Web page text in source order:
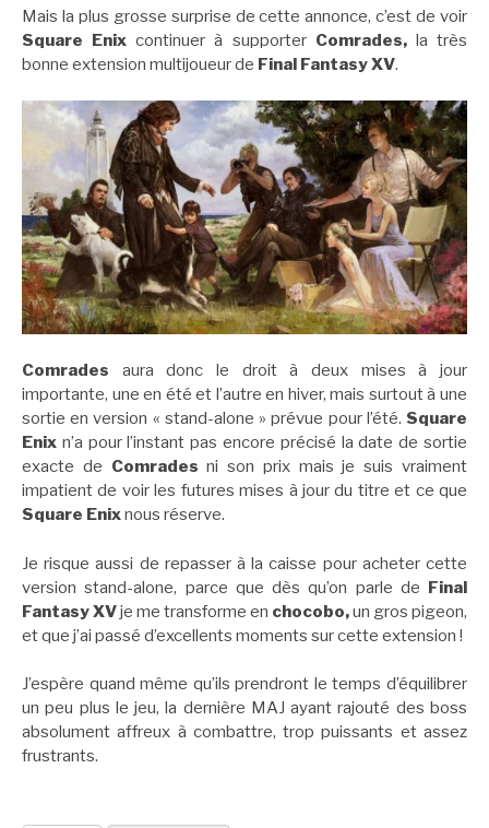
Mais la plus grosse surprise de cette annonce, c’est de voir
Square Enix continuer à supporter Comrades,la très
bonne extension multijoueur de Final Fantasy XV.
Comrades aura donc le droit à deux mises à jour
importante, une en été et l’autre en hiver, mais surtout à une
sortie en version « stand-alone » prévue pour l’été. Square
Enix n’a pour l’instant pas encore précisé la date de sortie
exacte de Comrades ni son prix mais je suis vraiment
impatient de voir les futures mises à jour du titre et ce que
Square Enixnous réserve.
Je risque aussi de repasser à la caisse pour acheter cette
version stand-alone, parce que dès qu’on parle de Final
Fantasy XVje me transforme en chocobo,un gros pigeon,
et que j’ai passé d’excellents moments sur cette extension !
J’espère quand même qu’ils prendront le temps d’équilibrer
un peu plus le jeu, la dernière MAJ ayant rajouté des boss
absolument affreux à combattre, trop puissants et assez
frustrants.